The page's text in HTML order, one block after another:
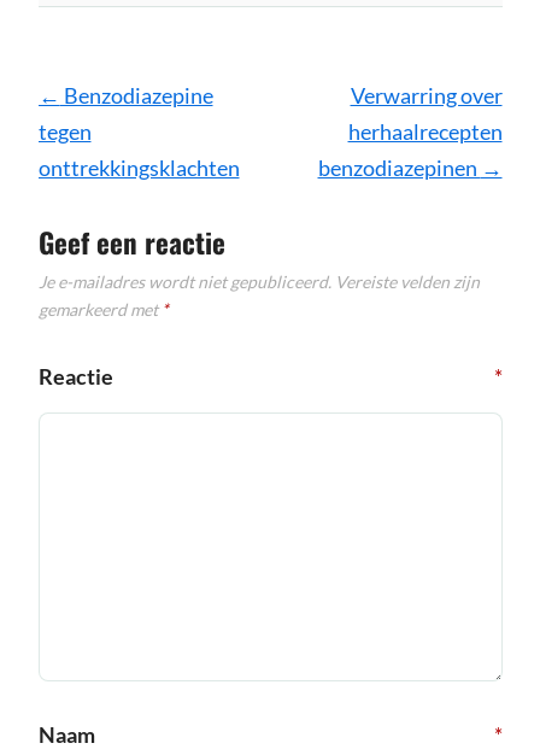
Bericht
navigatie
← Benzodiazepine
tegen
onttrekkingsklachten
Verwarring over
herhaalrecepten
benzodiazepinen →
Geef een reactie
Je e-mailadres wordt niet gepubliceerd. Vereiste velden zijn
gemarkeerd met*
Reactie *
Naam *